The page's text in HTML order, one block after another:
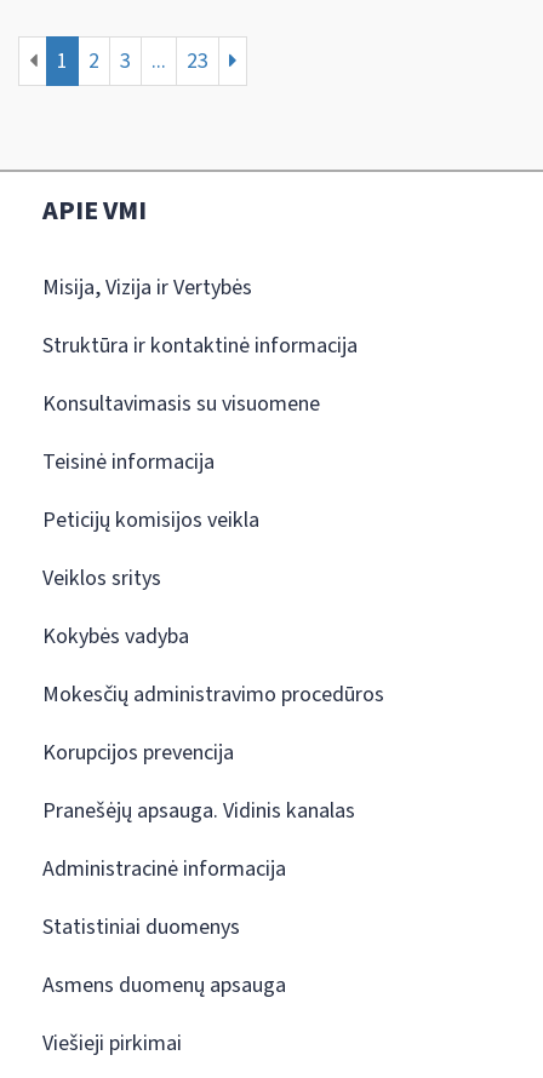
1 2 3 ... 23
APIE VMI
Misija, Vizija ir Vertybės
Struktūra ir kontaktinė informacija
Konsultavimasis su visuomene
Teisinė informacija
Peticijų komisijos veikla
Veiklos sritys
Kokybės vadyba
Mokesčių administravimo procedūros
Korupcijos prevencija
Pranešėjų apsauga. Vidinis kanalas
Administracinė informacija
Statistiniai duomenys
Asmens duomenų apsauga
Viešieji pirkimai